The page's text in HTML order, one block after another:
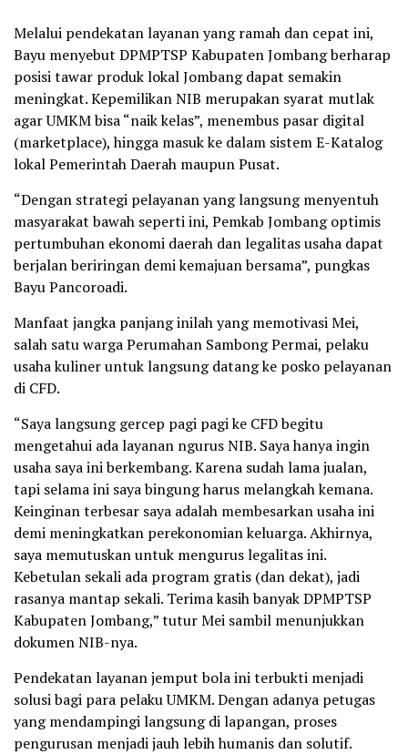
Melalui pendekatan layanan yang ramah dan cepat ini,
Bayu menyebut DPMPTSP Kabupaten Jombang berharap
posisi tawar produk lokal Jombang dapat semakin
meningkat. Kepemilikan NIB merupakan syarat mutlak
agar UMKM bisa “naik kelas”, menembus pasar digital
(marketplace), hingga masuk ke dalam sistem E-Katalog
lokal Pemerintah Daerah maupun Pusat.
“Dengan strategi pelayanan yang langsung menyentuh
masyarakat bawah seperti ini, Pemkab Jombang optimis
pertumbuhan ekonomi daerah dan legalitas usaha dapat
berjalan beriringan demi kemajuan bersama”, pungkas
Bayu Pancoroadi.
Manfaat jangka panjang inilah yang memotivasi Mei,
salah satu warga Perumahan Sambong Permai, pelaku
usaha kuliner untuk langsung datang ke posko pelayanan
di CFD.
“Saya langsung gercep pagi pagi ke CFD begitu
mengetahui ada layanan ngurus NIB. Saya hanya ingin
usaha saya ini berkembang. Karena sudah lama jualan,
tapi selama ini saya bingung harus melangkah kemana.
Keinginan terbesar saya adalah membesarkan usaha ini
demi meningkatkan perekonomian keluarga. Akhirnya,
saya memutuskan untuk mengurus legalitas ini.
Kebetulan sekali ada program gratis (dan dekat), jadi
rasanya mantap sekali. Terima kasih banyak DPMPTSP
Kabupaten Jombang,” tutur Mei sambil menunjukkan
dokumen NIB-nya.
Pendekatan layanan jemput bola ini terbukti menjadi
solusi bagi para pelaku UMKM. Dengan adanya petugas
yang mendampingi langsung di lapangan, proses
pengurusan menjadi jauh lebih humanis dan solutif.